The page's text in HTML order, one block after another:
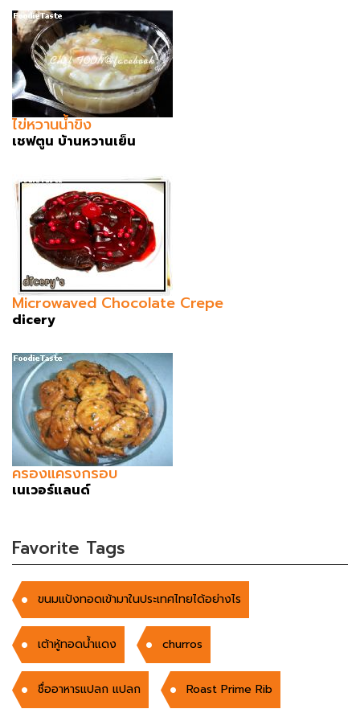
ไข่หวานน้ำขิง
เชฟตูน บ้านหวานเย็น
Microwaved Chocolate Crepe
dicery
ครองแครงกรอบ
เนเวอร์แลนด์
Favorite Tags
ขนมแป้งทอดเข้ามาในประเทศไทยได้อย่างไร
เต้าหู้ทอดน้ำแดง churros
ชื่ออาหารแปลก แปลก Roast Prime Rib